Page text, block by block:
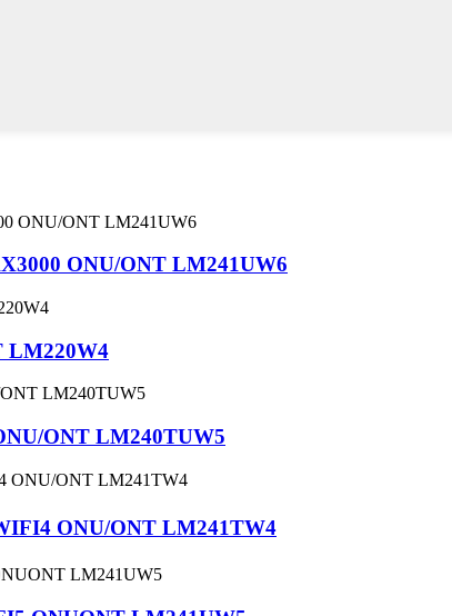
ONU/ONT LM241UW6
LM220W4
ONT LM240TUW5
ONU/ONT LM241TW4